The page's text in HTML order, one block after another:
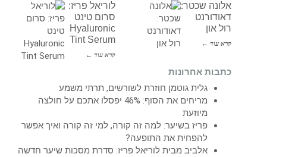
לוריאל פריז:
סרום טינט
Hyaluronic
Tint Serum
קרא עוד ←
אלונה שכטר:
דאודורנט
רול און
קרא עוד ←
כתבות אחרונות
גלית גוטמן חוזרת לשורשים, תרתי משמע
מריחים את הסוף: 46% יפסלו אתכם על חולצה
מיוזעת
פריז בשיער: למה זה קורה, למי זה קורה ואיך אפשר
להפחית את התופעה?
אלביב מבית לוריאל פריז: סדרת מסכות שיער חדשה